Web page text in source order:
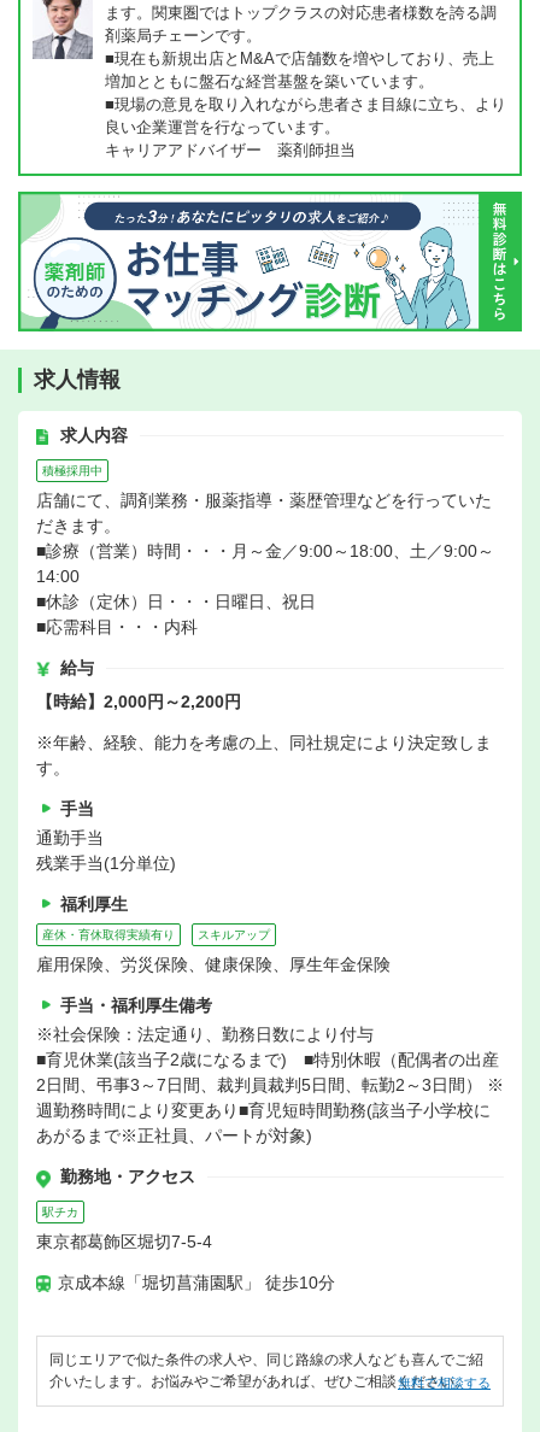
ます。関東圏ではトップクラスの対応患者様数を誇る調
剤薬局チェーンです。
■現在も新規出店とM&Aで店舗数を増やしており、売上
増加とともに盤石な経営基盤を築いています。
■現場の意見を取り入れながら患者さま目線に立ち、より
良い企業運営を行なっています。
キャリアアドバイザー 薬剤師担当
求人情報
求人内容
積極採用中
店舗にて、調剤業務・服薬指導・薬歴管理などを行っていた
だきます。
■診療（営業）時間・・・月～金／9:00～18:00、土／9:00～
14:00
■休診（定休）日・・・日曜日、祝日
■応需科目・・・内科
給与
【時給】2,000円～2,200円
※年齢、経験、能力を考慮の上、同社規定により決定致しま
す。
手当
通勤手当
残業手当(1分単位)
福利厚生
産休・育休取得実績有り スキルアップ
雇用保険、労災保険、健康保険、厚生年金保険
手当・福利厚生備考
※社会保険：法定通り、勤務日数により付与
■育児休業(該当子2歳になるまで) ■特別休暇（配偶者の出産
2日間、弔事3～7日間、裁判員裁判5日間、転勤2～3日間） ※
週勤務時間により変更あり■育児短時間勤務(該当子小学校に
あがるまで※正社員、パートが対象)
勤務地・アクセス
駅チカ
東京都葛飾区堀切7-5-4
京成本線「堀切菖蒲園駅」 徒歩10分
同じエリアで似た条件の求人や、同じ路線の求人なども喜んでご紹
介いたします。お悩みやご希望があれば、ぜひご相談ください。
無料で相談する